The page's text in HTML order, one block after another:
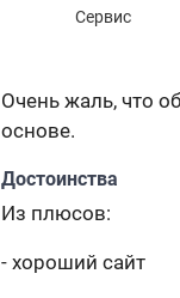
Сервис
Очень жаль, что
основе.
Достоинства
Из плюсов:
- хороший сайт